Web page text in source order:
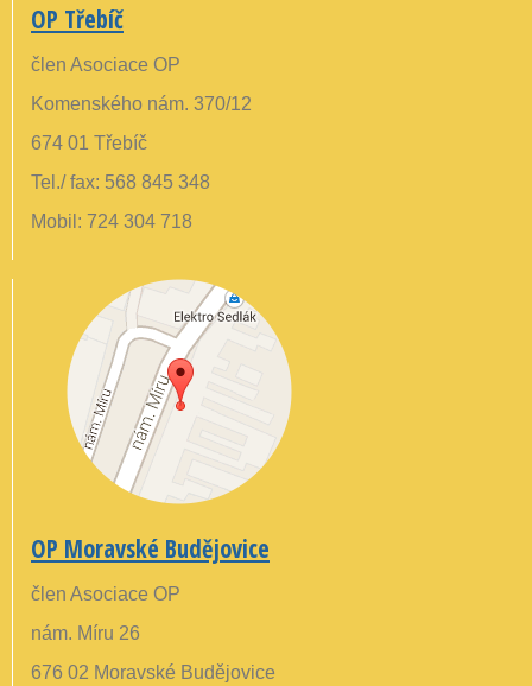
OP Třebíč
člen Asociace OP
Komenského nám. 370/12
674 01 Třebíč
Tel./ fax: 568 845 348
Mobil: 724 304 718
OP Moravské Budějovice
člen Asociace OP
nám. Míru 26
676 02 Moravské Budějovice